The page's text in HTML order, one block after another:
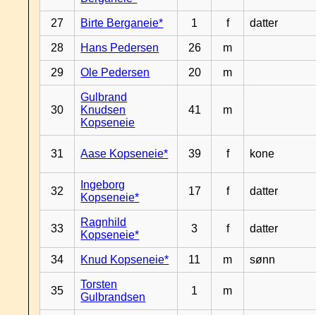
27 Birte Berganeie* 1 f datter
28 Hans Pedersen 26 m
29 Ole Pedersen 20 m
30
Gulbrand
Knudsen
Kopseneie
41 m
31 Aase Kopseneie* 39 f kone
32
Ingeborg
Kopseneie*
17 f datter
33
Ragnhild
Kopseneie*
3 f datter
34 Knud Kopseneie* 11 m sønn
35
Torsten
Gulbrandsen
1 m